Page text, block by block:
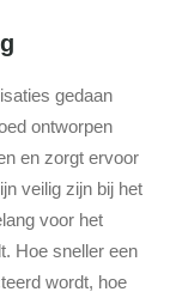
gedaan
ontworpen
en zorgt ervoor
veilig zijn bij het
voor het
Hoe sneller een
wordt, hoe